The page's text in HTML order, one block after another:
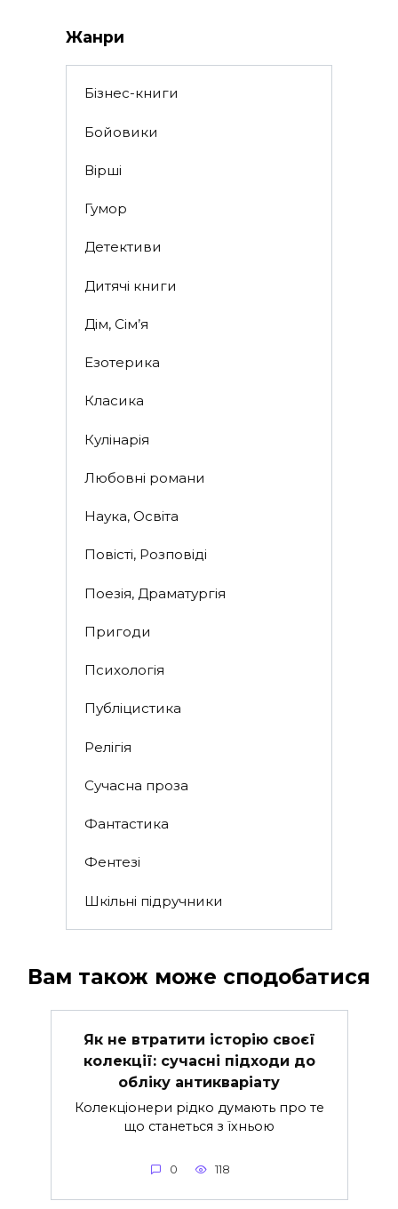
Жанри
Бізнес-книги
Бойовики
Вірші
Гумор
Детективи
Дитячі книги
Дім, Сім’я
Езотерика
Класика
Кулінарія
Любовні романи
Наука, Освіта
Повісті, Розповіді
Поезія, Драматургія
Пригоди
Психологія
Публіцистика
Релігія
Сучасна проза
Фантастика
Фентезі
Шкільні підручники
Вам також може сподобатися
Як не втратити історію своєї
колекції: сучасні підходи до
обліку антикваріату
Колекціонери рідко думають про те
що станеться з їхньою
0 118